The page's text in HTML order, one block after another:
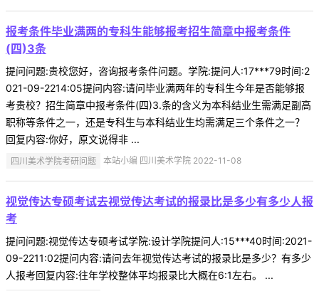
报考条件毕业满两的专科生能够报考招生简章中报考条件
(四)3条
提问问题:贵校您好，咨询报考条件问题。学院:提问人:17***79时间:2
021-09-2214:05提问内容:请问毕业满两年的专科生今年是否能够报
考贵校？招生简章中报考条件(四)3.条的含义为本科结业生需满足副高
职称等条件之一，还是专科生与本科结业生均需满足三个条件之一？
回复内容:你好，原文说得非 ...
四川美术学院考研问题 本站小编 四川美术学院 2022-11-08
视觉传达专硕考试去视觉传达考试的报录比是多少有多少人报
考
提问问题:视觉传达专硕考试学院:设计学院提问人:15***40时间:2021-
09-2211:02提问内容:请问去年视觉传达考试的报录比是多少？有多少
人报考回复内容:往年学校整体平均报录比大概在6:1左右。 ...